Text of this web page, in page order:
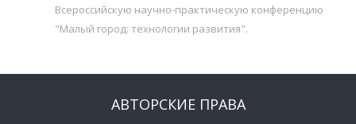
Всероссийскую научно-практическую конференцию
"Малый город: технологии развития".
АВТОРСКИЕ ПРАВА